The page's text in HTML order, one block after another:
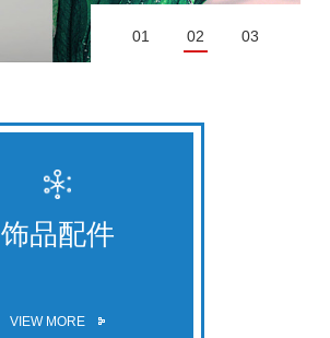
01 02 03
饰品配件
VIEW MORE